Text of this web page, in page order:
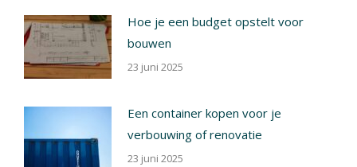
Hoe je een budget opstelt voor
bouwen
23 juni 2025
Een container kopen voor je
verbouwing of renovatie
23 juni 2025